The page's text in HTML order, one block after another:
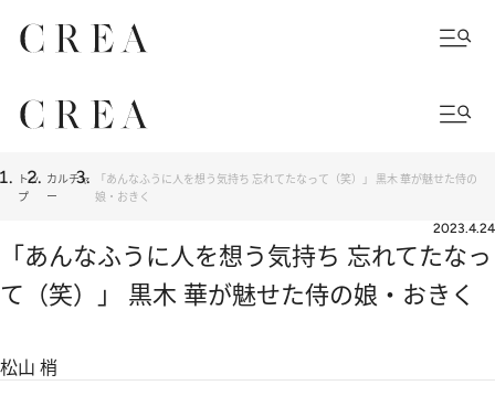
トッ
プ
カルチャ
ー
「あんなふうに人を想う気持ち 忘れてたなって（笑）」 黒木 華が魅せた侍の
娘・おきく
2023.4.24
「あんなふうに人を想う気持ち 忘れてたなっ
て（笑）」 黒木 華が魅せた侍の娘・おきく
松山 梢